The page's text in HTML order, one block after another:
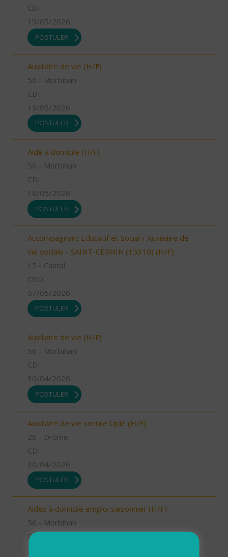
CDI
19/05/2026
POSTULER
Auxiliaire de vie (H/F)
56 - Morbihan
CDI
19/05/2026
POSTULER
Aide à domicile (H/F)
56 - Morbihan
CDI
18/05/2026
POSTULER
Accompagnant Educatif et Social / Auxiliaire de
vie sociale - SAINT-CERNIN (15310) (H/F)
15 - Cantal
CDD
07/05/2026
POSTULER
Auxiliaire de vie (H/F)
56 - Morbihan
CDI
30/04/2026
POSTULER
Auxiliaire de vie sociale Upie (H/F)
26 - Drôme
CDI
30/04/2026
POSTULER
Aides à domicile emploi saisonnier (H/F)
56 - Morbihan
CDD